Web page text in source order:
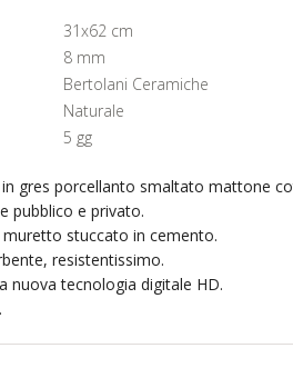
31x62 cm
8 mm
Bertolani Ceramiche
Naturale
5 gg
gres porcellanto smaltato mattone
pubblico e privato.
muretto stuccato in cemento.
resistentissimo.
nuova tecnologia digitale HD.